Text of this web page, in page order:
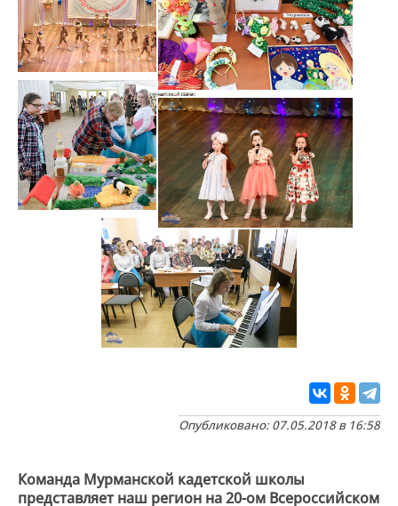
Опубликовано: 07.05.2018 в 16:58
Команда Мурманской кадетской школы
представляет наш регион на 20-ом Всероссийском